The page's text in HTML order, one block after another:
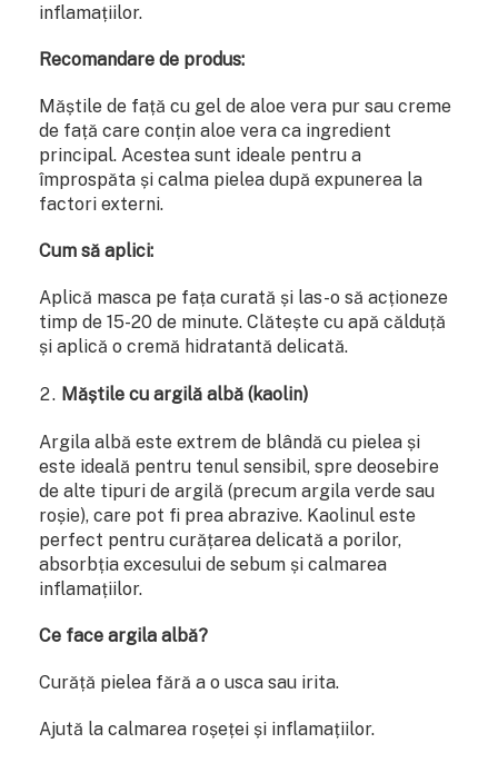
inflamațiilor.
Recomandare de produs:
Măștile de față cu gel de aloe vera pur sau creme
de față care conțin aloe vera ca ingredient
principal. Acestea sunt ideale pentru a
împrospăta și calma pielea după expunerea la
factori externi.
Cum să aplici:
Aplică masca pe fața curată și las-o să acționeze
timp de 15-20 de minute. Clătește cu apă călduță
și aplică o cremă hidratantă delicată.
Măștile cu argilă albă (kaolin)
Argila albă este extrem de blândă cu pielea și
este ideală pentru tenul sensibil, spre deosebire
de alte tipuri de argilă (precum argila verde sau
roșie), care pot fi prea abrazive. Kaolinul este
perfect pentru curățarea delicată a porilor,
absorbția excesului de sebum și calmarea
inflamațiilor.
Ce face argila albă?
Curăță pielea fără a o usca sau irita.
Ajută la calmarea roșeței și inflamațiilor.